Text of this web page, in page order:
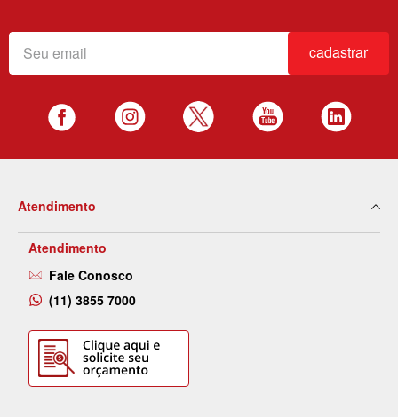
cadastrar
Atendimento
Atendimento
Fale Conosco
(11) 3855 7000